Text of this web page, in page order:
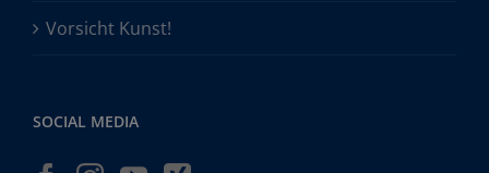
Vorsicht Kunst!
SOCIAL MEDIA